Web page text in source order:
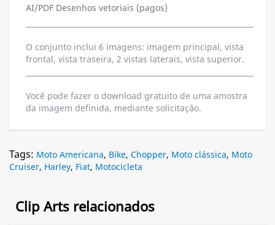
AI/PDF Desenhos vetoriais (pagos)
O conjunto inclui 6 imagens: imagem principal, vista
frontal, vista traseira, 2 vistas laterais, vista superior.
Você pode fazer o download gratuito de uma amostra
da imagem definida, mediante solicitação.
Tags: Moto Americana, Bike, Chopper, Moto clássica, Moto
Cruiser, Harley, Fiat, Motocicleta
Clip Arts relacionados